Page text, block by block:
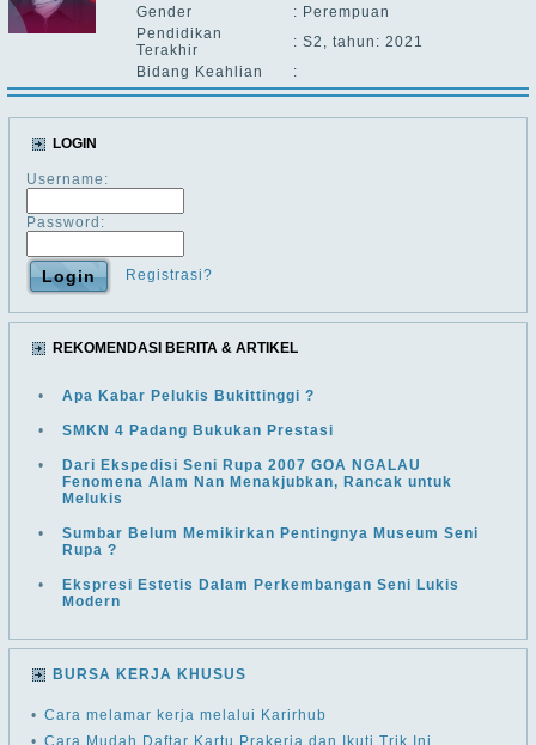
Gender
: Perempuan
Pendidikan
Terakhir
: S2, tahun: 2021
Bidang Keahlian
:
LOGIN
Username:
Password:
Registrasi?
REKOMENDASI BERITA & ARTIKEL
• Apa Kabar Pelukis Bukittinggi ?
• SMKN 4 Padang Bukukan Prestasi
•
Dari Ekspedisi Seni Rupa 2007 GOA NGALAU
Fenomena Alam Nan Menakjubkan, Rancak untuk
Melukis
•
Sumbar Belum Memikirkan Pentingnya Museum Seni
Rupa ?
•
Ekspresi Estetis Dalam Perkembangan Seni Lukis
Modern
BURSA KERJA KHUSUS
• Cara melamar kerja melalui Karirhub
• Cara Mudah Daftar Kartu Prakerja dan Ikuti Trik Ini